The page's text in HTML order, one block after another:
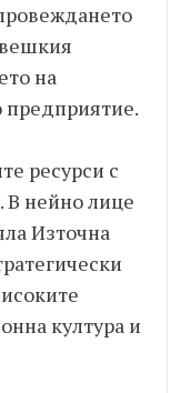
на
предприятие.
ресурси с
нейно лице
Източна
култура и